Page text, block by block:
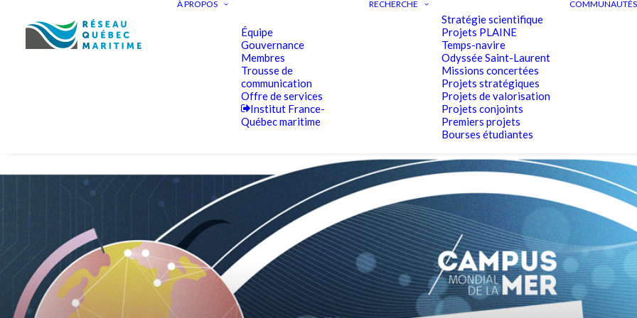
À PROPOS
Équipe
Gouvernance
Membres
Trousse de
communication
Offre de services
Institut France-
Québec maritime
RECHERCHE
Stratégie scientifique
Projets PLAINE
Temps-navire
Odyssée Saint-Laurent
Missions concertées
Projets stratégiques
Projets de valorisation
Projets conjoints
Premiers projets
Bourses étudiantes
COMMUNAUTÉS